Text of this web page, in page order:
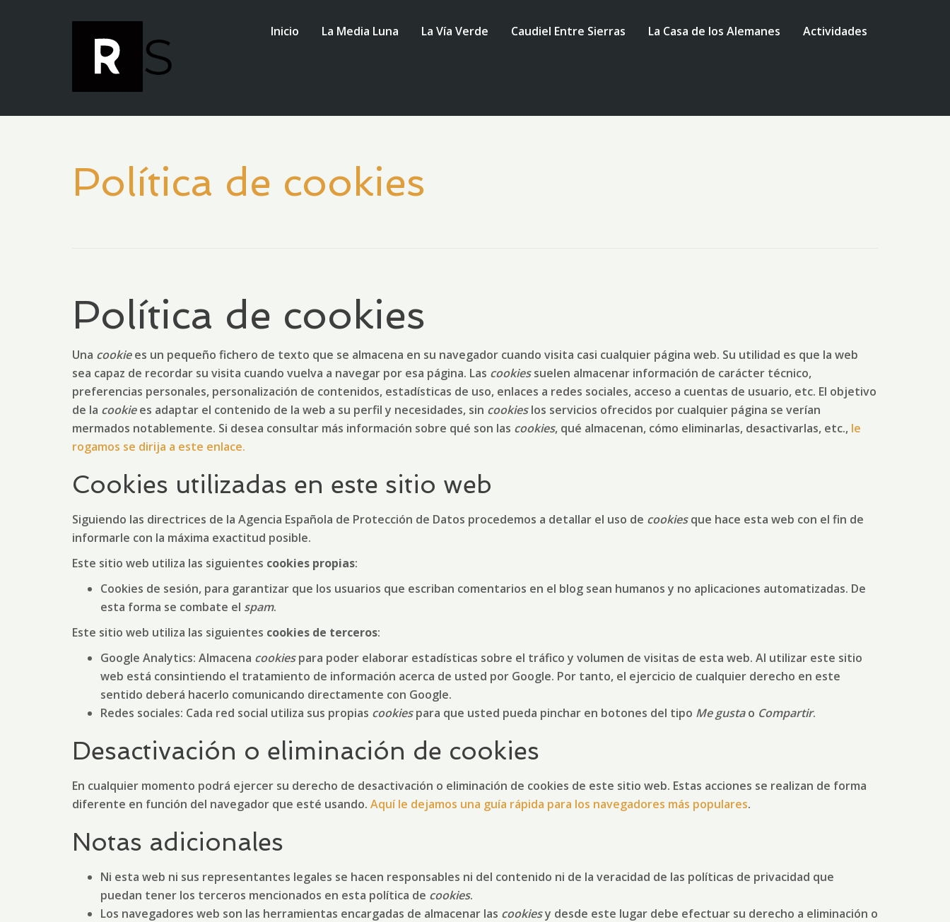
Inicio La Media Luna La Vía Verde Caudiel Entre Sierras La Casa de los Alemanes Actividades
Política de cookies
Política de cookies
Una cookiees un pequeño fichero de texto que se almacena en su navegador cuando visita casi cualquier página web. Su utilidad es que la web
sea capaz de recordar su visita cuando vuelva a navegar por esa página. Las cookiessuelen almacenar información de carácter técnico,
preferencias personales, personalización de contenidos, estadísticas de uso, enlaces a redes sociales, acceso a cuentas de usuario, etc. El objetivo
de la cookiees adaptar el contenido de la web a su perfil y necesidades, sin cookieslos servicios ofrecidos por cualquier página se verían
mermados notablemente. Si desea consultar más información sobre qué son las cookies, qué almacenan, cómo eliminarlas, desactivarlas, etc., le
rogamos se dirija a este enlace.
Cookies utilizadas en este sitio web
Siguiendo las directrices de la Agencia Española de Protección de Datos procedemos a detallar el uso de cookiesque hace esta web con el fin de
informarle con la máxima exactitud posible.
Este sitio web utiliza las siguientes cookies propias:
Cookies de sesión, para garantizar que los usuarios que escriban comentarios en el blog sean humanos y no aplicaciones automatizadas. De
esta forma se combate el spam.
Este sitio web utiliza las siguientes cookies de terceros:
Google Analytics: Almacena cookiespara poder elaborar estadísticas sobre el tráfico y volumen de visitas de esta web. Al utilizar este sitio
web está consintiendo el tratamiento de información acerca de usted por Google. Por tanto, el ejercicio de cualquier derecho en este
sentido deberá hacerlo comunicando directamente con Google.
Redes sociales: Cada red social utiliza sus propias cookiespara que usted pueda pinchar en botones del tipo Me gustao Compartir.
Desactivación o eliminación de cookies
En cualquier momento podrá ejercer su derecho de desactivación o eliminación de cookies de este sitio web. Estas acciones se realizan de forma
diferente en función del navegador que esté usando. Aquí le dejamos una guía rápida para los navegadores más populares.
Notas adicionales
Ni esta web ni sus representantes legales se hacen responsables ni del contenido ni de la veracidad de las políticas de privacidad que
puedan tener los terceros mencionados en esta política de cookies.
Los navegadores web son las herramientas encargadas de almacenar las cookiesy desde este lugar debe efectuar su derecho a eliminación o